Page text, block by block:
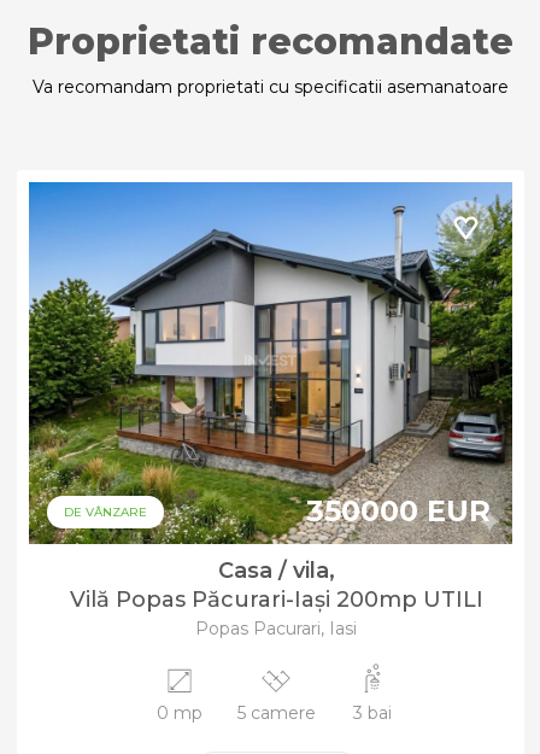
Proprietati recomandate
Va recomandam proprietati cu specificatii asemanatoare
DE VÂNZARE 350000 EUR
Casa / vila,
Vilă Popas Păcurari-Iași 200mp UTILI
Popas Pacurari, Iasi
0 mp 5 camere 3 bai